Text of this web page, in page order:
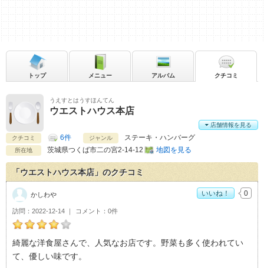
うえすとはうすほんてん
ウエストハウス本店
クチコミ 6件 ジャンル ステーキ・ハンバーグ
所在地 茨城県つくば市二の宮2-14-12 地図を見る
店舗情報を見る
トップ メニュー アルバム クチコミ
「ウエストハウス本店」のクチコミ
かしわやのウエストハウス本店おすすめ度：4
綺麗な洋食屋さんで、人気なお店です。野菜も多く使われてい
て、優しい味です。
訪問 2022-12-14 コメント 0件
かしわや いいね！ 0